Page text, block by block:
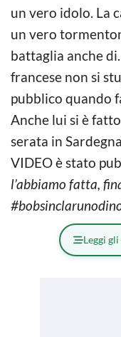
un vero idolo. La
un vero
battaglia anche
francese non si
pubblico quando
Anche lui si è
serata in
VIDEO è stato
l’abbiamo fatta,
Leggi